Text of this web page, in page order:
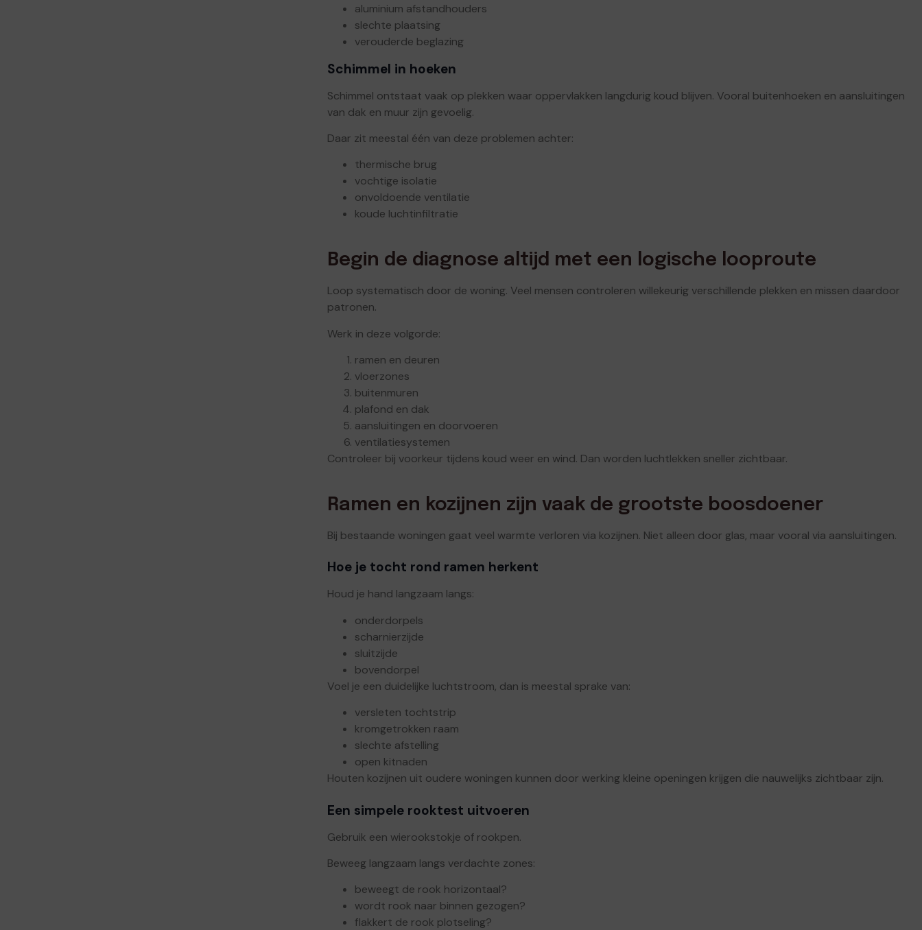
aluminium afstandhouders
slechte plaatsing
verouderde beglazing
Schimmel in hoeken
Schimmel ontstaat vaak op plekken waar oppervlakken langdurig koud blijven. Vooral buitenhoeken en aansluitingen
van dak en muur zijn gevoelig.
Daar zit meestal één van deze problemen achter:
thermische brug
vochtige isolatie
onvoldoende ventilatie
koude luchtinfiltratie
Begin de diagnose altijd met een logische looproute
Loop systematisch door de woning. Veel mensen controleren willekeurig verschillende plekken en missen daardoor
patronen.
Werk in deze volgorde:
ramen en deuren
vloerzones
buitenmuren
plafond en dak
aansluitingen en doorvoeren
ventilatiesystemen
Controleer bij voorkeur tijdens koud weer en wind. Dan worden luchtlekken sneller zichtbaar.
Ramen en kozijnen zijn vaak de grootste boosdoener
Bij bestaande woningen gaat veel warmte verloren via kozijnen. Niet alleen door glas, maar vooral via aansluitingen.
Hoe je tocht rond ramen herkent
Houd je hand langzaam langs:
onderdorpels
scharnierzijde
sluitzijde
bovendorpel
Voel je een duidelijke luchtstroom, dan is meestal sprake van:
versleten tochtstrip
kromgetrokken raam
slechte afstelling
open kitnaden
Houten kozijnen uit oudere woningen kunnen door werking kleine openingen krijgen die nauwelijks zichtbaar zijn.
Een simpele rooktest uitvoeren
Gebruik een wierookstokje of rookpen.
Beweeg langzaam langs verdachte zones:
beweegt de rook horizontaal?
wordt rook naar binnen gezogen?
flakkert de rook plotseling?